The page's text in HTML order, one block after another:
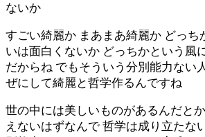
ないか
すごい綺麗か まあまあ綺麗か どっち
いは面白くないか どっちかという風
だからね でもそういう分別能力ない
ぜにして綺麗と哲学作るんですね
世の中には美しいものがあるんだと
えないはずなんで 哲学は成り立たな